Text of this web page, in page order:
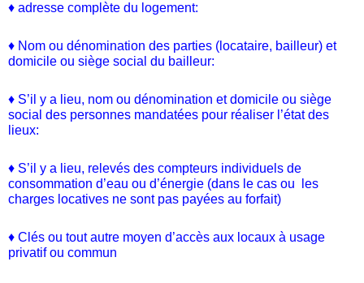
♦ adresse complète du logement:
♦ Nom ou dénomination des parties (locataire, bailleur) et
domicile ou siège social du bailleur:
♦ S’il y a lieu, nom ou dénomination et domicile ou siège
social des personnes mandatées pour réaliser l’état des
lieux:
♦ S’il y a lieu, relevés des compteurs individuels de
consommation d’eau ou d’énergie (dans le cas ou les
charges locatives ne sont pas payées au forfait)
♦ Clés ou tout autre moyen d’accès aux locaux à usage
privatif ou commun